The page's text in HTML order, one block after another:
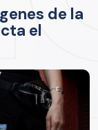
de la
el